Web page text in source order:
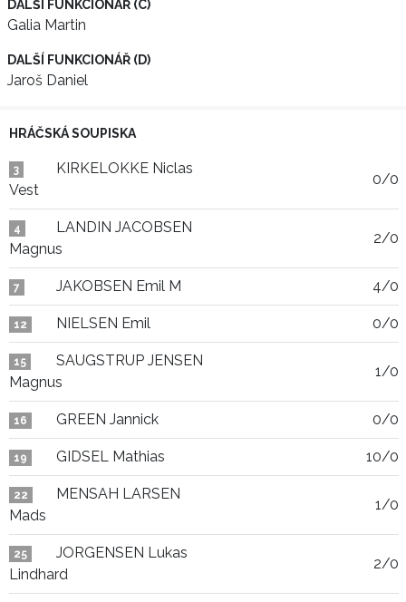
DALŠÍ FUNKCIONÁŘ (C)
Galia Martin
DALŠÍ FUNKCIONÁŘ (D)
Jaroš Daniel
HRÁČSKÁ SOUPISKA
3
KIRKELOKKE Niclas
Vest
0/0
4
LANDIN JACOBSEN
Magnus
2/0
7 JAKOBSEN Emil M 4/0
12 NIELSEN Emil 0/0
15
SAUGSTRUP JENSEN
Magnus
1/0
16 GREEN Jannick 0/0
19 GIDSEL Mathias 10/0
22
MENSAH LARSEN
Mads
1/0
25
JORGENSEN Lukas
Lindhard
2/0